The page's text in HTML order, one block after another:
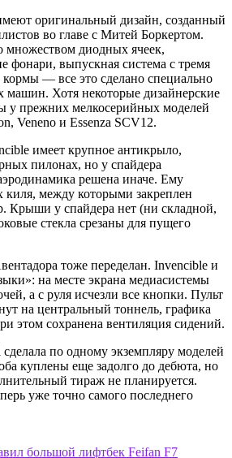
оригинальный дизайн, созданный
во главе с Митей Боркертом.
множеством диодных ячеек,
фонари, выпускная система с тремя
— все это сделано специально
машин. Хотя некоторые дизайнерские
у прежних мелкосерийных моделей
Veneno и Essenza SCV12.
имеет крупное антикрыло,
пилонах, но у спайдера
решена иначе. Ему
киля, между которыми закреплен
Крыши у спайдера нет (ни складной,
стекла срезаны для пущего
тоже переделан. Invencible и
на месте экрана медиасистемы
а с руля исчезли все кнопки. Пульт
на центральный тоннель, графика
этом сохранена вентиляция сидений.
по одному экземпляру моделей
куплены еще задолго до дебюта, но
тираж не планируется.
уже точно самого последнего
большой лифтбек Feifan F7